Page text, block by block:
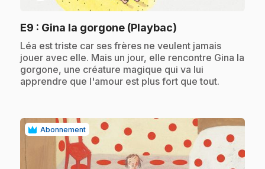
E9 : Gina la gorgone (Playbac)
.Léa est triste car ses frères ne veulent jamais
jouer avec elle. Mais un jour, elle rencontre Gina la
gorgone, une créature magique qui va lui
apprendre que l'amour est plus fort que tout.
Abonnement